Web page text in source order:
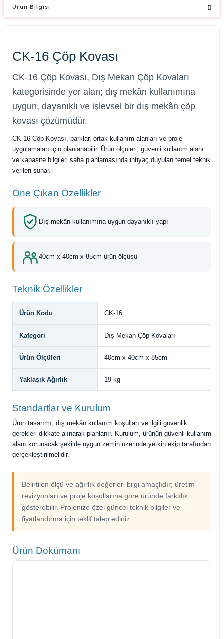
Ürün Bilgisi
CK-16 Çöp Kovası
CK-16 Çöp Kovası, Dış Mekan Çöp Kovaları
kategorisinde yer alan; dış mekân kullanımına
uygun, dayanıklı ve işlevsel bir dış mekân çöp
kovası çözümüdür.
CK-16 Çöp Kovası, parklar, ortak kullanım alanları ve proje
uygulamaları için planlanabilir. Ürün ölçüleri, güvenli kullanım alanı
ve kapasite bilgileri saha planlamasında ihtiyaç duyulan temel teknik
verileri sunar.
Öne Çıkan Özellikler
Dış mekân kullanımına uygun dayanıklı yapı
40cm x 40cm x 85cm ürün ölçüsü
Teknik Özellikler
Ürün Kodu CK-16
Kategori Dış Mekan Çöp Kovaları
Ürün Ölçüleri 40cm x 40cm x 85cm
Yaklaşık Ağırlık 19 kg
Standartlar ve Kurulum
Ürün tasarımı, dış mekân kullanım koşulları ve ilgili güvenlik
gerekleri dikkate alınarak planlanır. Kurulum, ürünün güvenli kullanım
alanı korunacak şekilde uygun zemin üzerinde yetkin ekip tarafından
gerçekleştirilmelidir.
Belirtilen ölçü ve ağırlık değerleri bilgi amaçlıdır; üretim
revizyonları ve proje koşullarına göre üründe farklılık
gösterebilir. Projenize özel güncel teknik bilgiler ve
fiyatlandırma için teklif talep ediniz.
Ürün Dokümanı